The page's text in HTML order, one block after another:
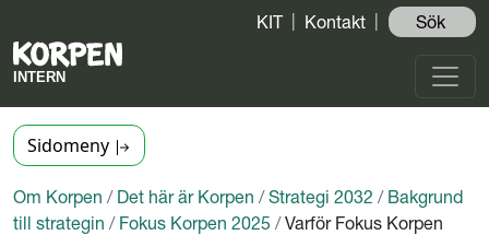
KIT Kontakt Sök ️
Sidomeny
Om Korpen / Det här är Korpen / Strategi 2032 / Bakgrund
till strategin / Fokus Korpen 2025 / Varför Fokus Korpen